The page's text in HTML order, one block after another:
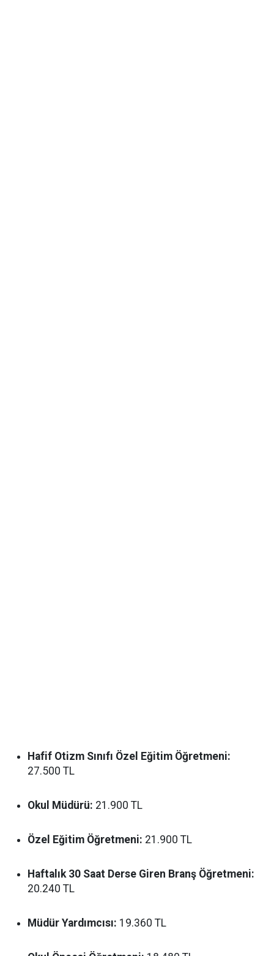
Hafif Otizm Sınıfı Özel Eğitim Öğretmeni:
27.500 TL
Okul Müdürü: 21.900 TL
Özel Eğitim Öğretmeni: 21.900 TL
Haftalık 30 Saat Derse Giren Branş Öğretmeni:
20.240 TL
Müdür Yardımcısı: 19.360 TL